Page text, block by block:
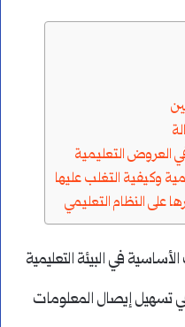
العروض التعليمية
وكيفية التغلب عليها
على النظام التعليمي
في البيئة التعليمية
تسهيل إيصال المعلومات